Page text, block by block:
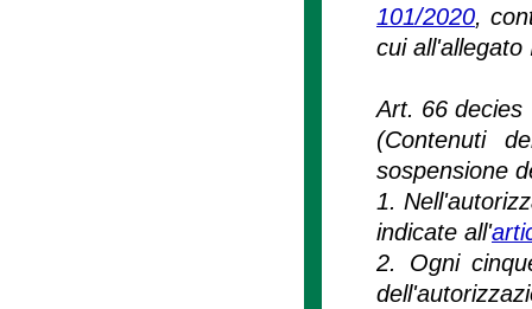
101/2020,
cui all'allegato
Art. 66 decies
(Contenuti
sospensione
1.
indicate all'
2. Ogni